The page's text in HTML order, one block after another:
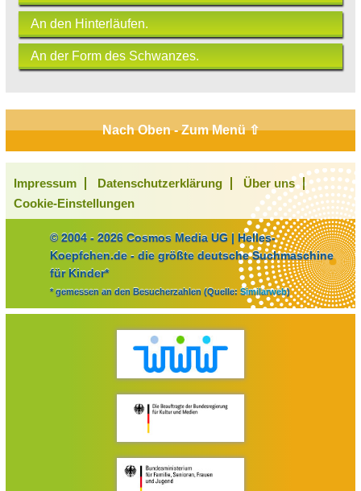
An den Hinterläufen.
An der Form des Schwanzes.
Nach Oben - Zum Menü ⇧
Impressum Datenschutzerklärung
Über uns
Cookie-Einstellungen
© 2004 - 2026 Cosmos Media UG | Helles-
Koepfchen.de - die größte deutsche Suchmaschine
für Kinder*
* gemessen an den Besucherzahlen (Quelle: Similarweb)